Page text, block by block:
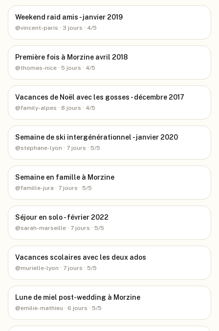
Weekend raid amis - janvier 2019
@vincent-paris · 3 jours · 4/5
Première fois à Morzine avril 2018
@thomas-nice · 5 jours · 4/5
Vacances de Noël avec les gosses - décembre 2017
@family-alpes · 8 jours · 4/5
Semaine de ski intergénérationnel - janvier 2020
@stephane-lyon · 7 jours · 5/5
Semaine en famille à Morzine
@famille-jura · 7 jours · 5/5
Séjour en solo - février 2022
@sarah-marseille · 7 jours · 5/5
Vacances scolaires avec les deux ados
@murielle-lyon · 7 jours · 5/5
Lune de miel post-wedding à Morzine
@emilie-mathieu · 6 jours · 5/5